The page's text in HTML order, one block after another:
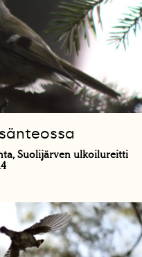
Suolijärven ulkoilureitti